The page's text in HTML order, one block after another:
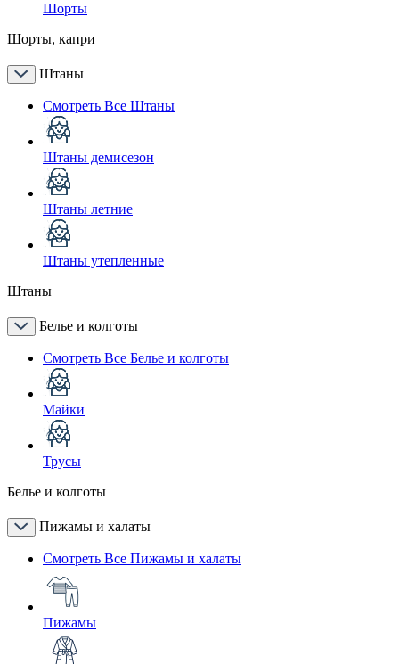
Шорты
Шорты, капри
Штаны
Смотреть Все Штаны
Штаны демисезон
Штаны летние
Штаны утепленные
Штаны
Белье и колготы
Смотреть Все Белье и колготы
Майки
Трусы
Белье и колготы
Пижамы и халаты
Смотреть Все Пижамы и халаты
Пижамы